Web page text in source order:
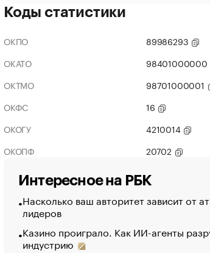
Коды статистики
ОКПО
89986293
ОКАТО
98401000000
ОКТМО
98701000001
ОКФС
16
ОКОГУ
4210014
ОКОПФ
20702
Интересное на РБК
Насколько ваш авторитет зависит от
лидеров
Казино проиграло. Как ИИ-агенты
индустрию